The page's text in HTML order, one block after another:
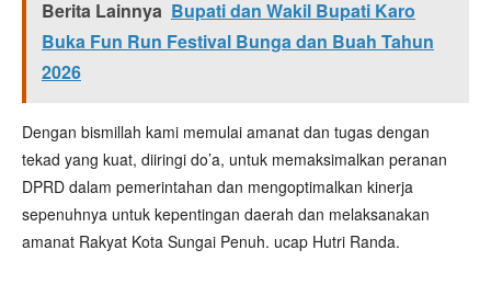
Berita Lainnya Bupati dan Wakil Bupati Karo
Buka Fun Run Festival Bunga dan Buah Tahun
2026
Dengan bismillah kami memulai amanat dan tugas dengan
tekad yang kuat, diiringi do’a, untuk memaksimalkan peranan
DPRD dalam pemerintahan dan mengoptimalkan kinerja
sepenuhnya untuk kepentingan daerah dan melaksanakan
amanat Rakyat Kota Sungai Penuh. ucap Hutri Randa.